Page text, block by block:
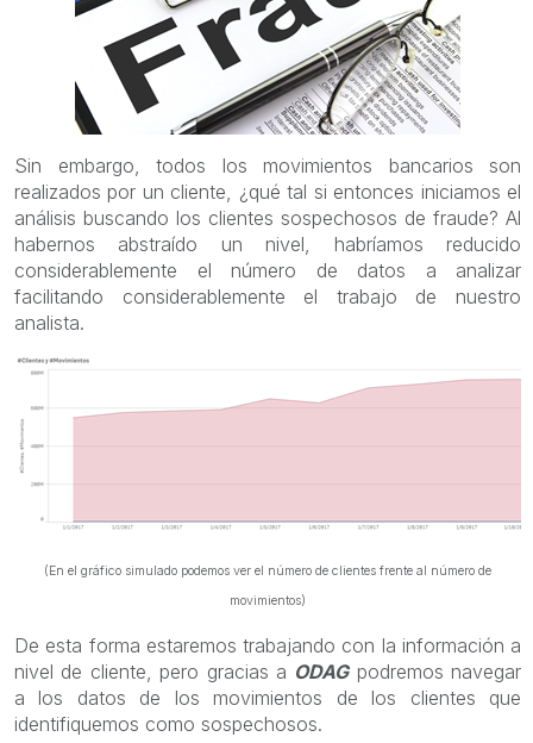
Sin embargo, todos los movimientos bancarios son
realizados por un cliente, ¿qué tal si entonces iniciamos el
análisis buscando los clientes sospechosos de fraude? Al
habernos abstraído un nivel, habríamos reducido
considerablemente el número de datos a analizar
facilitando considerablemente el trabajo de nuestro
analista.
(En el gráfico simulado podemos ver el número de clientes frente al número de
movimientos)
De esta forma estaremos trabajando con la información a
nivel de cliente, pero gracias a ODAGpodremos navegar
a los datos de los movimientos de los clientes que
identifiquemos como sospechosos.